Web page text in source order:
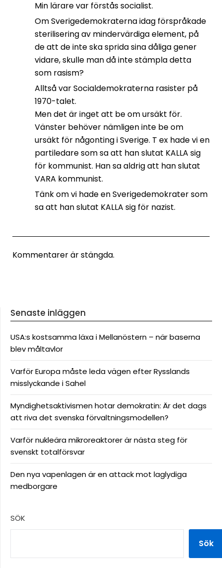
Min lärare var förstås socialist.
Om Sverigedemokraterna idag förspråkade
sterilisering av mindervärdiga element, på
de att de inte ska sprida sina dåliga gener
vidare, skulle man då inte stämpla detta
som rasism?
Alltså var Socialdemokraterna rasister på
1970-talet.
Men det är inget att be om ursäkt för.
Vänster behöver nämligen inte be om
ursäkt för någonting i Sverige. T ex hade vi en
partiledare som sa att han slutat KALLA sig
för kommunist. Han sa aldrig att han slutat
VARA kommunist.
Tänk om vi hade en Sverigedemokrater som
sa att han slutat KALLA sig för nazist.
Kommentarer är stängda.
Senaste inläggen
USA:s kostsamma läxa i Mellanöstern – när baserna
blev måltavlor
Varför Europa måste leda vägen efter Rysslands
misslyckande i Sahel
Myndighetsaktivismen hotar demokratin: Är det dags
att riva det svenska förvaltningsmodellen?
Varför nukleära mikroreaktorer är nästa steg för
svenskt totalförsvar
Den nya vapenlagen är en attack mot laglydiga
medborgare
SÖK
Sök